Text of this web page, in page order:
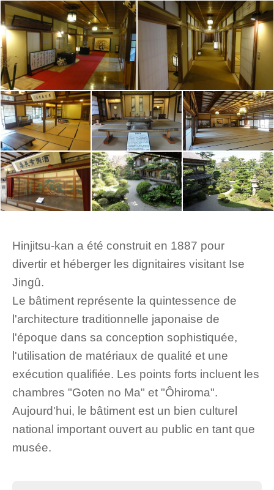
Hinjitsu-kan a été construit en 1887 pour
divertir et héberger les dignitaires visitant Ise
Jingû.
Le bâtiment représente la quintessence de
l'architecture traditionnelle japonaise de
l'époque dans sa conception sophistiquée,
l'utilisation de matériaux de qualité et une
exécution qualifiée. Les points forts incluent les
chambres "Goten no Ma" et "Ôhiroma".
Aujourd'hui, le bâtiment est un bien culturel
national important ouvert au public en tant que
musée.